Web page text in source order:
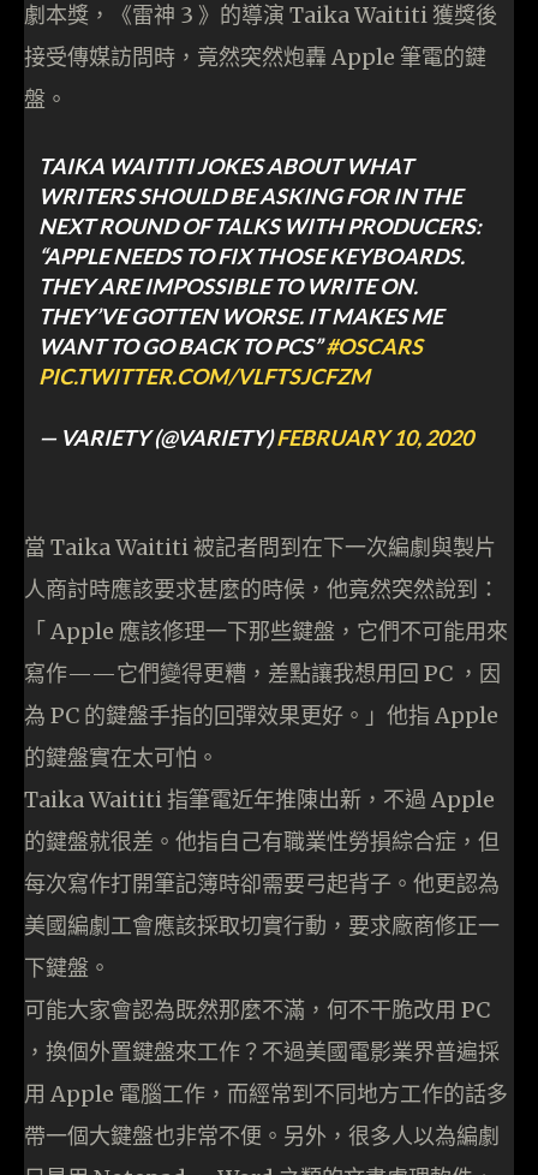
劇本獎，《雷神 3 》的導演 Taika Waititi 獲獎後
接受傳媒訪問時，竟然突然炮轟 Apple 筆電的鍵
盤。
TAIKA WAITITI JOKES ABOUT WHAT
WRITERS SHOULD BE ASKING FOR IN THE
NEXT ROUND OF TALKS WITH PRODUCERS:
“APPLE NEEDS TO FIX THOSE KEYBOARDS.
THEY ARE IMPOSSIBLE TO WRITE ON.
THEY’VE GOTTEN WORSE. IT MAKES ME
WANT TO GO BACK TO PCS”#OSCARS
PIC.TWITTER.COM/VLFTSJCFZM
— VARIETY (@VARIETY)FEBRUARY 10, 2020
當 Taika Waititi 被記者問到在下一次編劇與製片
人商討時應該要求甚麼的時候，他竟然突然說到：
「 Apple 應該修理一下那些鍵盤，它們不可能用來
寫作——它們變得更糟，差點讓我想用回 PC ，因
為 PC 的鍵盤手指的回彈效果更好。」他指 Apple
的鍵盤實在太可怕。
Taika Waititi 指筆電近年推陳出新，不過 Apple
的鍵盤就很差。他指自己有職業性勞損綜合症，但
每次寫作打開筆記簿時卻需要弓起背子。他更認為
美國編劇工會應該採取切實行動，要求廠商修正一
下鍵盤。
可能大家會認為既然那麼不滿，何不干脆改用 PC
，換個外置鍵盤來工作？不過美國電影業界普遍採
用 Apple 電腦工作，而經常到不同地方工作的話多
帶一個大鍵盤也非常不便。另外，很多人以為編劇